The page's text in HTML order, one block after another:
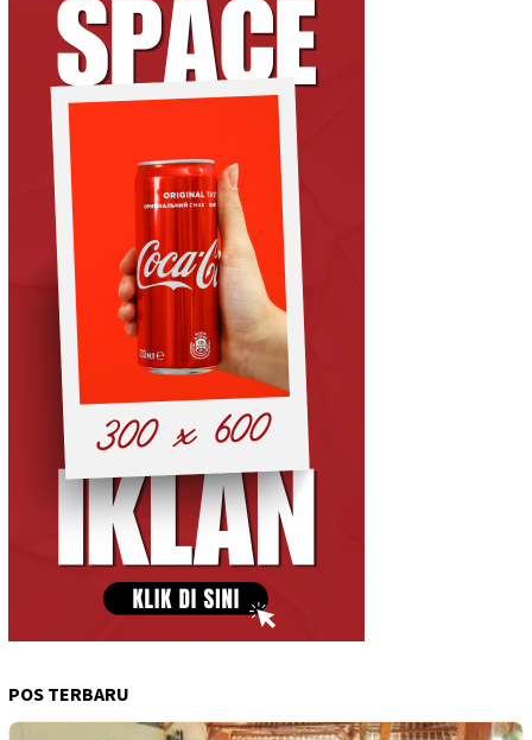
POS TERBARU